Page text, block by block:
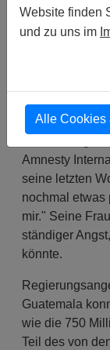
nachdem sein
Busfahrer -
Branche
hatte, bei der
wurden. Die
Amnesty
seine letzten
nochmal etwas
mir." Seine
ständiger
könnte.
Guatemala
wie die 750
Teil des von
Website finden
und zu uns im
Alle Cookies